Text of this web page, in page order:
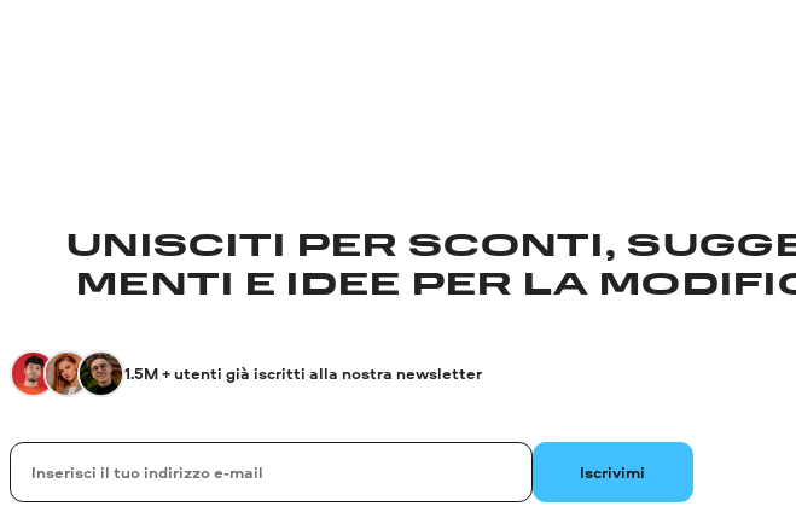
UNISCITI PER SCONTI,
MENTI E IDEE PER LA
1.5M + utenti già iscritti alla nostra newsletter
La tua e-mail Iscrivimi